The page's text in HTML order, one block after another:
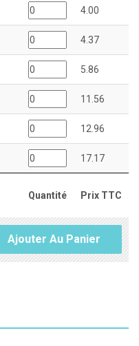
Quantité Prix TTC
4.00
4.37
5.86
11.56
12.96
17.17
Ajouter Au Panier